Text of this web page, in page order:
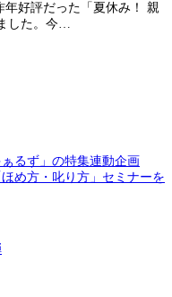
年好評だった「夏休み！ 親
した。今…
るず」の特集連動企画
め方・叱り方」セミナーを